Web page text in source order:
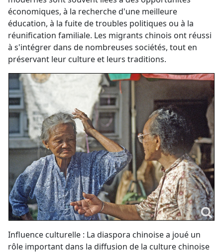
économiques, à la recherche d'une meilleure
éducation, à la fuite de troubles politiques ou à la
réunification familiale. Les migrants chinois ont réussi
à s'intégrer dans de nombreuses sociétés, tout en
préservant leur culture et leurs traditions.
Influence culturelle : La diaspora chinoise a joué un
rôle important dans la diffusion de la culture chinoise